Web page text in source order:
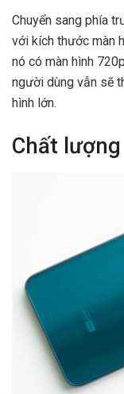
Chuyển sang phía
với kích thước màn
nó có màn hình
người dùng vẫn sẽ
hình lớn.
Chất